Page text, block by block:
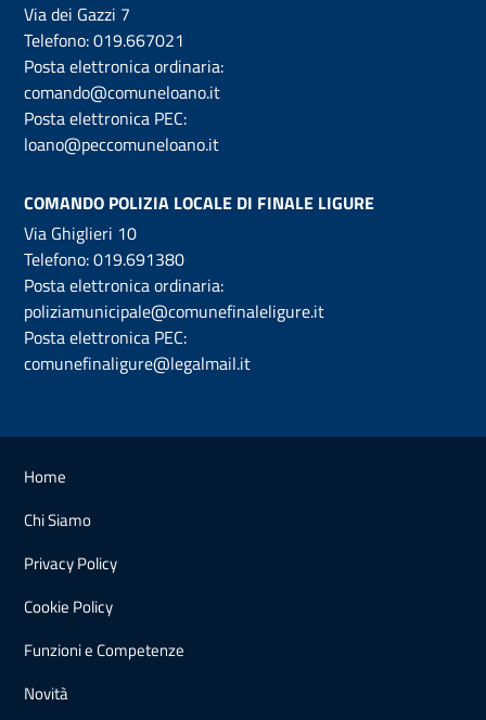
Via dei Gazzi 7
Telefono:019.667021
Posta elettronica ordinaria:
comando@comuneloano.it
Posta elettronica PEC:
loano@peccomuneloano.it
COMANDO POLIZIA LOCALE DI FINALE LIGURE
Via Ghiglieri 10
Telefono:019.691380
Posta elettronica ordinaria:
poliziamunicipale@comunefinaleligure.it
Posta elettronica PEC:
comunefinaligure@legalmail.it
Home
Chi Siamo
Privacy Policy
Cookie Policy
Funzioni e Competenze
Novità